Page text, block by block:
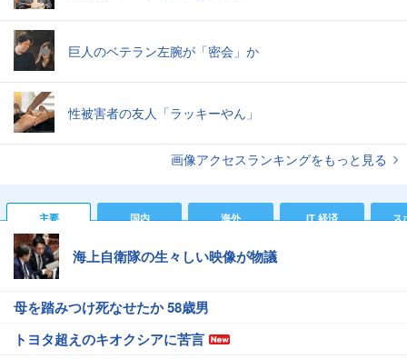
巨人のベテラン左腕が「密会」か
性被害者の友人「ラッキーやん」
画像アクセスランキングをもっと見る
主要 国内 海外 IT 経済 ス
海上自衛隊の生々しい映像が物議
母を踏みつけ死なせたか 58歳男
トヨタ超えのキオクシアに苦言